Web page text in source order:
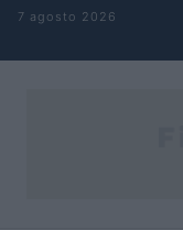
Saltar al contenido
7 agosto 2026